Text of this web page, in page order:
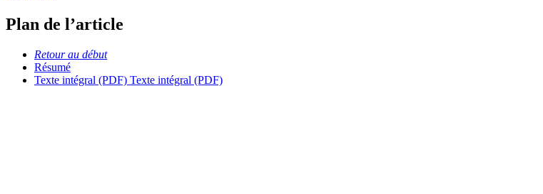
Plan de l’article
Retour au début
Résumé
Texte intégral (PDF) Texte intégral (PDF)